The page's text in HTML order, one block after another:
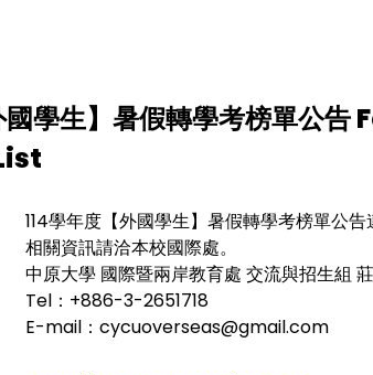
國學生】暑假轉學考榜單
114學年度【外國學生】暑假轉學考榜單公告
相關資訊請洽本校國際處。
中原大學 國際暨兩岸教育處 交流與招生組
Tel：+886-3-2651718
E-mail：cycuoverseas@gmail.com